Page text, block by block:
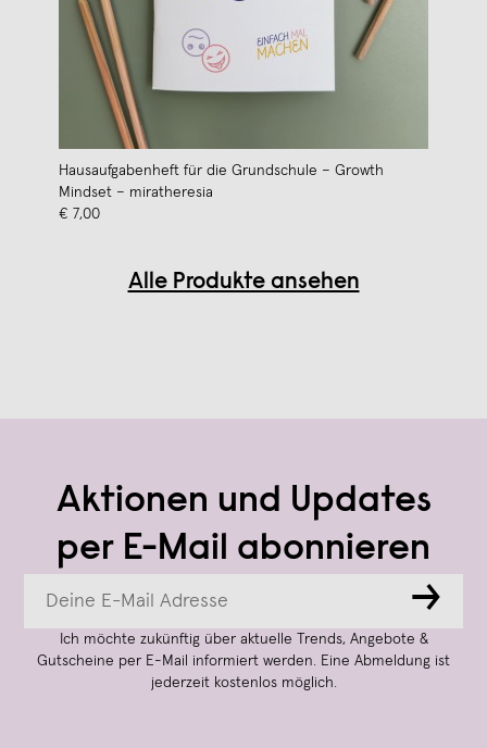
Hausaufgabenheft für die Grundschule – Growth
Mindset – miratheresia
€ 7,00
Alle Produkte ansehen
Aktionen und Updates
per E-Mail abonnieren
→
Ich möchte zukünftig über aktuelle Trends, Angebote &
Gutscheine per E-Mail informiert werden. Eine Abmeldung ist
jederzeit kostenlos möglich.